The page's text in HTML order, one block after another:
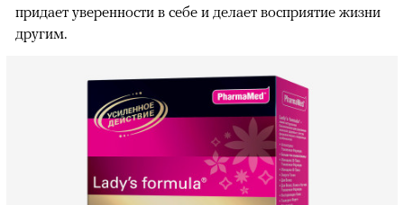
придает уверенности в себе и делает восприятие жизни
другим.